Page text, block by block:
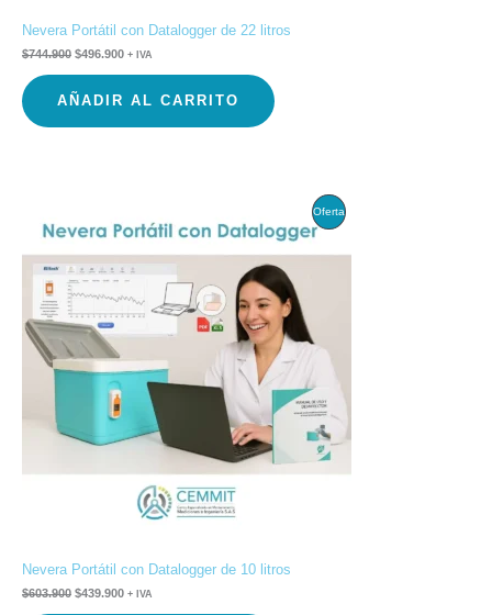
Nevera Portátil con Datalogger de 22 litros
$744.900 $496.900 + IVA
AÑADIR AL CARRITO
OfertaProducto
Nevera Portátil con Datalogger de 10 litros
$603.900
original
era:
$603.900.
$439.900
precio
actual
es:
$439.900.
+ IVA